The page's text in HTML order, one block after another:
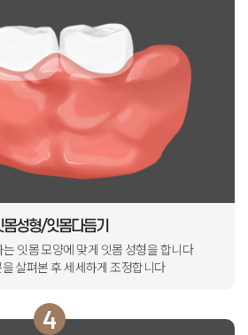
몸성형/잇몸다듬기
잇몸 모양에 맞게 잇몸 성형을 합니다
살펴본 후 세세하게 조정합니다
4